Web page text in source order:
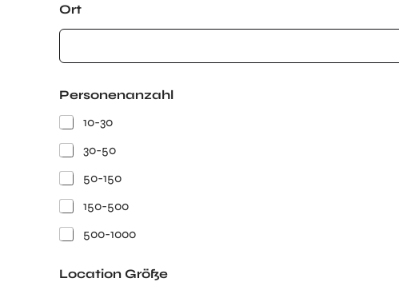
Ort
Personenanzahl
10-30
30-50
50-150
150-500
500-1000
Location Größe